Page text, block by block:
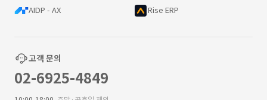
AIDP - AX Rise ERP
고객 문의
02-6925-4849